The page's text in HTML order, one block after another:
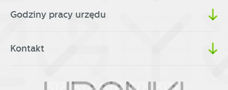
Godziny pracy urzędu
Kontakt